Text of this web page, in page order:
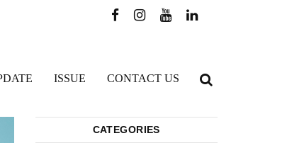
ISSUE CONTACT US
CATEGORIES